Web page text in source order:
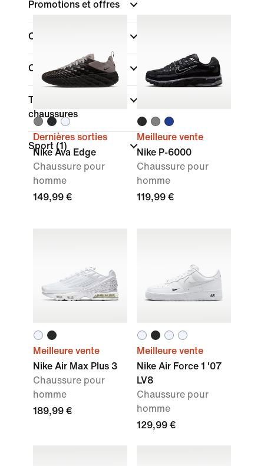
Promotions et offres
Couleur
Collections
Type de coupe des
chaussures
Sport (1)
Dernières sorties
Nike Ava Edge
Chaussure pour
homme
149,99 €
Meilleure vente
Nike P-6000
Chaussure pour
homme
119,99 €
Meilleure vente
Nike Air Max Plus 3
Chaussure pour
homme
189,99 €
Meilleure vente
Nike Air Force 1 '07
LV8
Chaussure pour
homme
129,99 €